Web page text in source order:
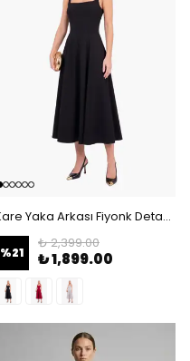
Kare Yaka Arkası Fiyonk Detaylı Midi Elbise - Askılı Kloş Abiye Elbise - Siyah
%21
₺ 2,399.00
₺ 1,899.00